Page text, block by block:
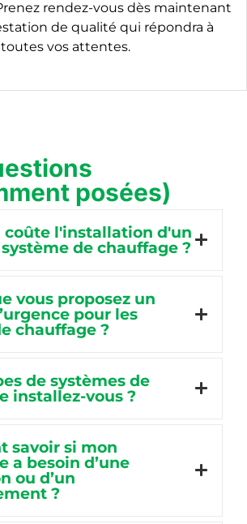
rendez-vous dès maintenant
de qualité qui répondra à
toutes vos attentes.
posées)
coûte l'installation d'un
de chauffage ?
vous proposez un
pour les
chauffage ?
de systèmes de
installez-vous ?
savoir si mon
a besoin d’une
ou d’un
?